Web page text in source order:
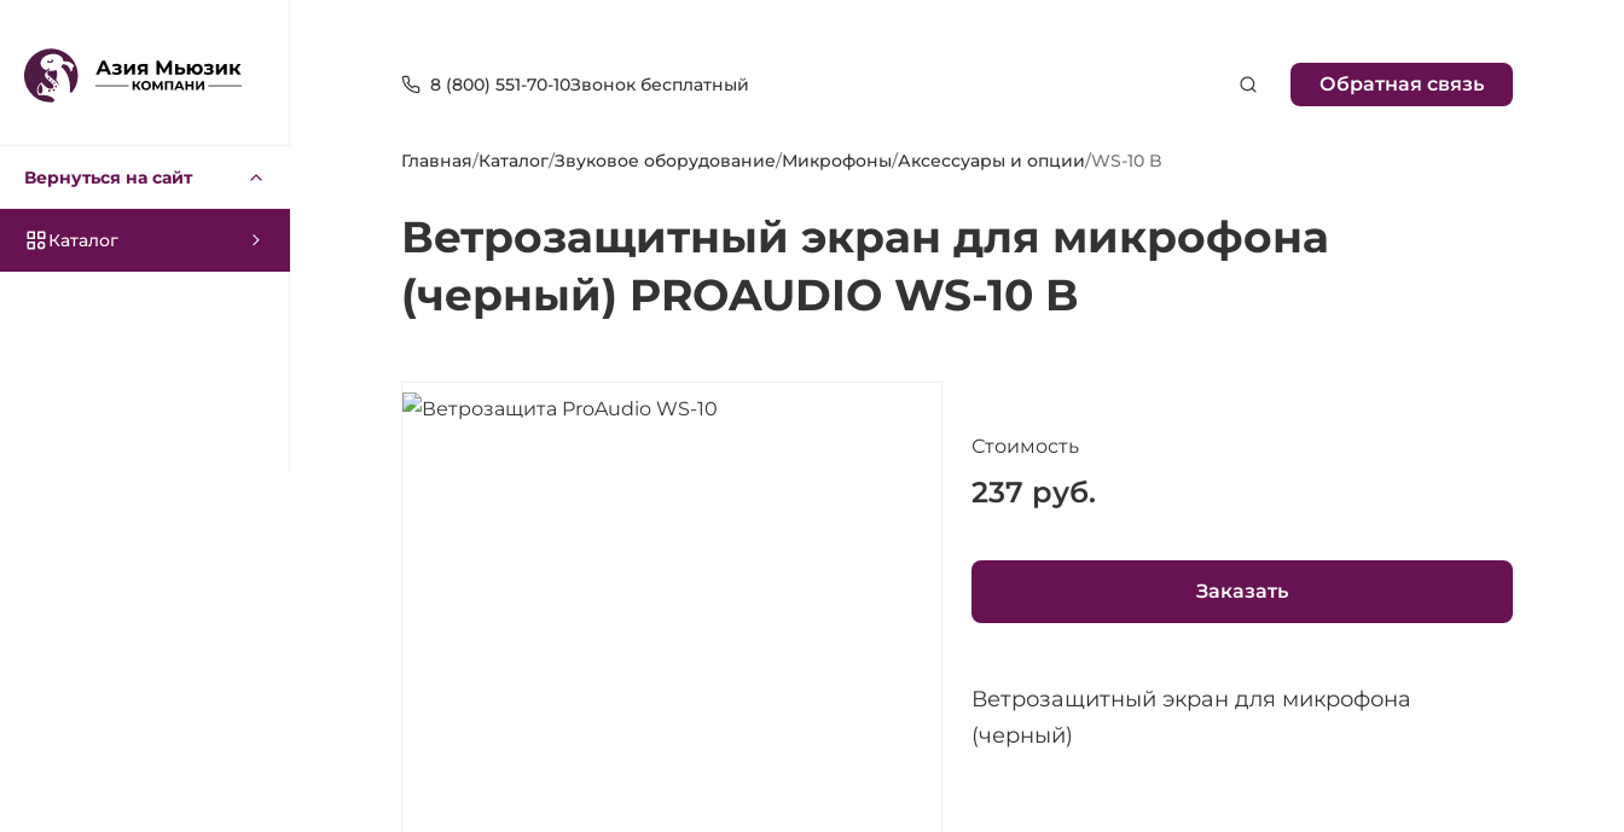
Вернуться на сайт
Каталог
8 (800) 551-70-10Звонок бесплатный Обратная связь
Главная/Каталог/Звуковое оборудование/Микрофоны/Аксессуары и опции/WS-10 B
Ветрозащитный экран для микрофона
(черный) PROAUDIO WS-10 B
Стоимость
237 руб.
Заказать
Ветрозащитный экран для микрофона
(черный)